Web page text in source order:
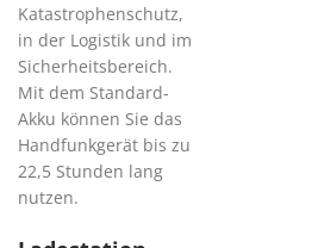
Katastrophenschutz,
in der Logistik und im
Sicherheitsbereich.
Mit dem Standard-
Akku können Sie das
Handfunkgerät bis zu
22,5 Stunden lang
nutzen.